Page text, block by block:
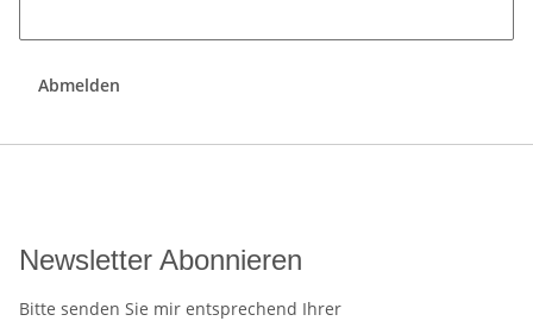
Abmelden
Newsletter Abonnieren
Bitte senden Sie mir entsprechend Ihrer